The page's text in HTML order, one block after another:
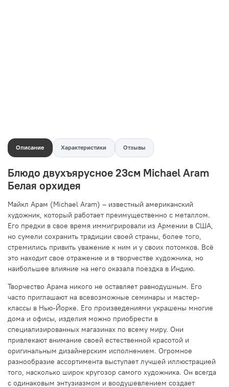
Описание Характеристики Отзывы
Блюдо двухъярусное 23см Michael Aram
Белая орхидея
Майкл Арам (Michael Aram) – известный американский
художник, который работает преимущественно с металлом.
Его предки в свое время иммигрировали из Армении в США,
но сумели сохранить традиции своей страны, более того,
стремились привить уважение к ним и у своих потомков. Всё
это находит свое отражение и в творчестве художника, но
наибольшее влияние на него оказала поездка в Индию.
Творчество Арама никого не оставляет равнодушным. Его
часто приглашают на всевозможные семинары и мастер-
классы в Нью-Йорке. Его произведениями украшены многие
дома и офисы, изделия можно приобрести в
специализированных магазинах по всему миру. Они
привлекают внимание своей естественной красотой и
оригинальным дизайнерским исполнением. Огромное
разнообразие ассортимента выступает лучшей иллюстрацией
того, насколько широк кругозор самого художника. Он всегда
с одинаковым энтузиазмом и воодушевлением создает